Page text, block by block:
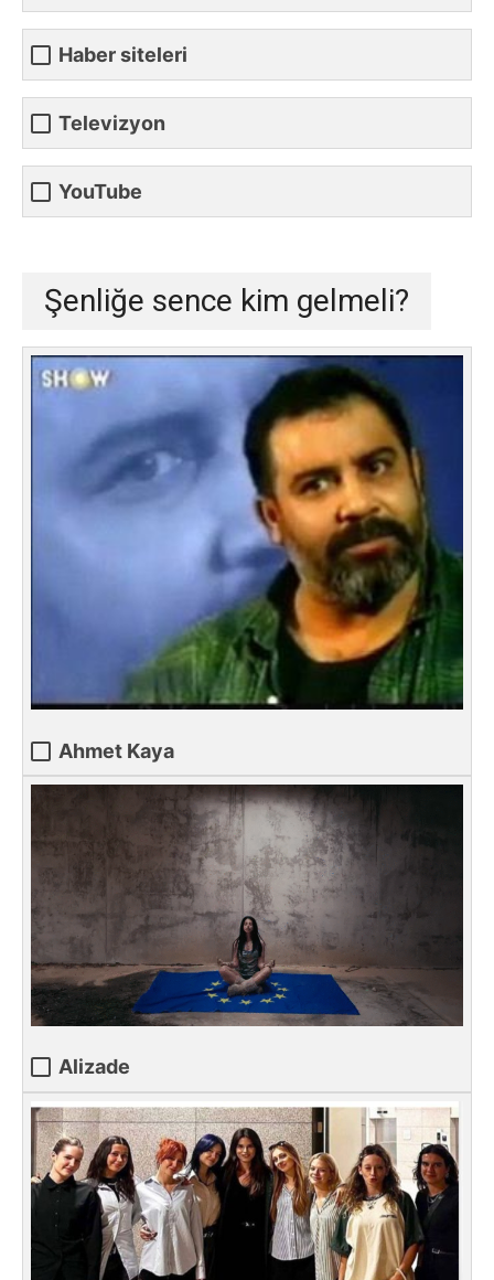
Haber siteleri
Televizyon
YouTube
Şenliğe sence kim gelmeli?
Ahmet Kaya
Alizade